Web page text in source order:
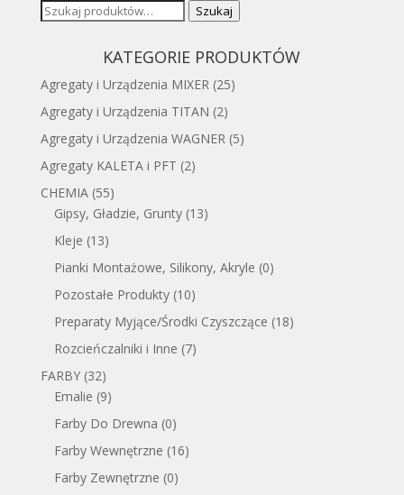
Szukaj: Szukaj
KATEGORIE PRODUKTÓW
Agregaty i Urządzenia MIXER (25)
Agregaty i Urządzenia TITAN (2)
Agregaty i Urządzenia WAGNER (5)
Agregaty KALETA i PFT (2)
CHEMIA (55)
Gipsy, Gładzie, Grunty (13)
Kleje (13)
Pianki Montażowe, Silikony, Akryle (0)
Pozostałe Produkty (10)
Preparaty Myjące/Środki Czyszczące (18)
Rozcieńczalniki i Inne (7)
FARBY (32)
Emalie (9)
Farby Do Drewna (0)
Farby Wewnętrzne (16)
Farby Zewnętrzne (0)